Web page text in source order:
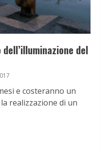
del
e costeranno un
realizzazione di un